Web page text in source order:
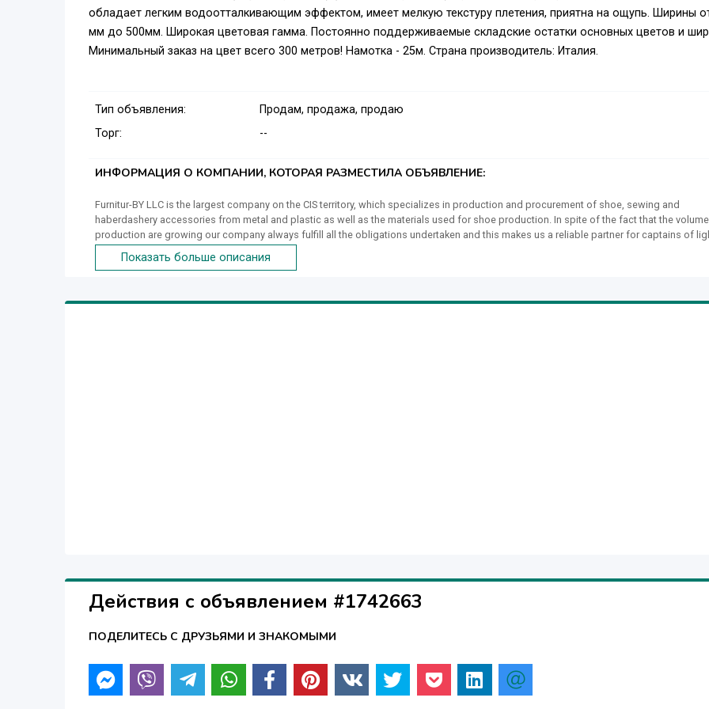
обладает легким водоотталкивающим эффектом, имеет мелкую текстуру плетения, приятна на ощупь. Ширины
мм до 500мм. Широкая цветовая гамма. Постоянно поддерживаемые складские остатки основных цветов и
Минимальный заказ на цвет всего 300 метров! Намотка - 25м. Страна производитель: Италия.
Тип объявления:
Продам, продажа, продаю
Торг:
--
ИНФОРМАЦИЯ О КОМПАНИИ, КОТОРАЯ РАЗМЕСТИЛА ОБЪЯВЛЕНИЕ:
Furnitur-BY LLC is the largest company on the CIS territory, which specializes in production and procurement of shoe, sewing and
haberdashery accessories from metal and plastic as well as the materials used for shoe production. In spite of the fact that the
production are growing our company always fulfill all the obligations undertaken and this makes us a reliable partner for captains of
industry in the CIS countries. Since 2017, we have entered new sales markets in Europe, Asia and Latin America. Furnitur-BY LLC is always
where high quality, optimal price and a warranty of timely delivery are required. We are using the highest modern world-class equipment
Показать больше описания
Действия с объявлением #1742663
ПОДЕЛИТЕСЬ С ДРУЗЬЯМИ И ЗНАКОМЫМИ